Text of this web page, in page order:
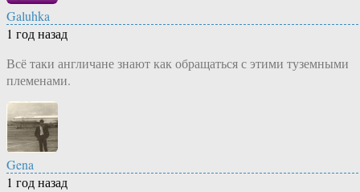
Galuhka
1 год назад
Всё таки англичане знают как обращаться с этими туземными
племенами.
Gena
1 год назад